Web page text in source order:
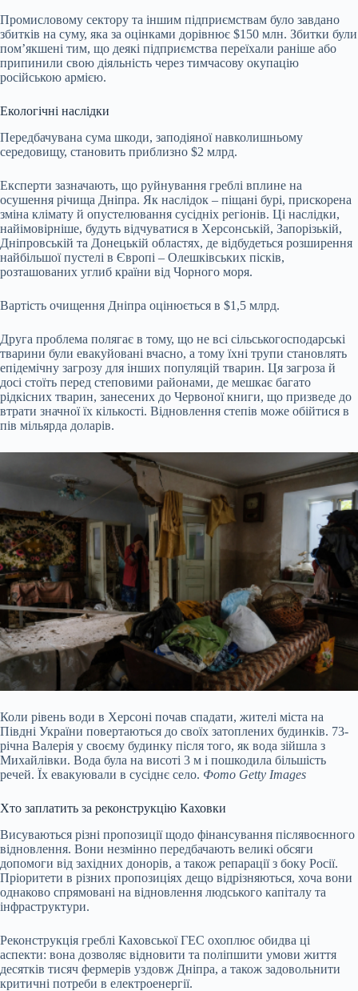
Промисловому сектору та іншим підприємствам було завдано
збитків на суму, яка за оцінками дорівнює $150 млн. Збитки були
помʼякшені тим, що деякі підприємства переїхали раніше або
припинили свою діяльність через тимчасову окупацію
російською армією.
Екологічні наслідки
Передбачувана сума шкоди, заподіяної навколишньому
середовищу, становить приблизно $2 млрд.
Експерти зазначають, що руйнування греблі вплине на
осушення річища Дніпра. Як наслідок – піщані бурі, прискорена
зміна клімату й опустелювання сусідніх регіонів. Ці наслідки,
найімовірніше, будуть відчуватися в Херсонській, Запорізькій,
Дніпровській та Донецькій областях, де відбудеться розширення
найбільшої пустелі в Європі – Олешківських пісків,
розташованих углиб країни від Чорного моря.
Вартість очищення Дніпра оцінюється в $1,5 млрд.
Друга проблема полягає в тому, що не всі сільськогосподарські
тварини були евакуйовані вчасно, а тому їхні трупи становлять
епідемічну загрозу для інших популяцій тварин. Ця загроза й
досі стоїть перед степовими районами, де мешкає багато
рідкісних тварин, занесених до Червоної книги, що призведе до
втрати значної їх кількості. Відновлення степів може обійтися в
пів мільярда доларів.
Коли рівень води в Херсоні почав спадати, жителі міста на
Півдні України повертаються до своїх затоплених будинків. 73-
річна Валерія у своєму будинку після того, як вода зійшла з
Михайлівки. Вода була на висоті 3 м і пошкодила більшість
речей. Їх евакуювали в сусіднє село. Фото Getty Images
Хто заплатить за реконструкцію Каховки
Висуваються різні пропозиції щодо фінансування післявоєнного
відновлення. Вони незмінно передбачають великі обсяги
допомоги від західних донорів, а також репарації з боку Росії.
Пріоритети в різних пропозиціях дещо відрізняються, хоча вони
однаково спрямовані на відновлення людського капіталу та
інфраструктури.
Реконструкція греблі Каховської ГЕС охоплює обидва ці
аспекти: вона дозволяє відновити та поліпшити умови життя
десятків тисяч фермерів уздовж Дніпра, а також задовольнити
критичні потреби в електроенергії.